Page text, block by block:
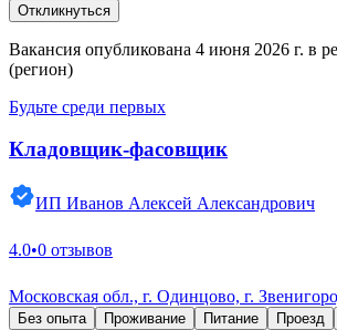
Откликнуться
Вакансия опубликована 4 июня 2026 г. в
(регион)
Будьте среди первых
Кладовщик-фасовщик
ИП Иванов Алексей Александрович
4.0•0 отзывов
Московская обл., г. Одинцово, г.
Без опыта Проживание Питание Проезд